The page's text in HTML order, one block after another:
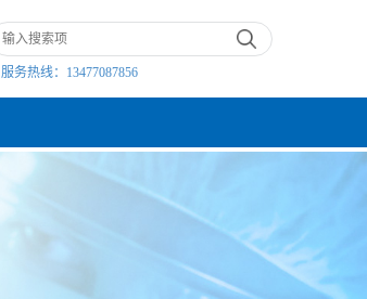
服务热线： 13477087856